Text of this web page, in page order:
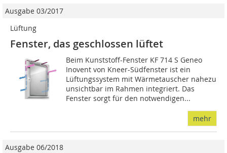
Ausgabe 03/2017
Lüftung
Fenster, das geschlossen lüftet
Beim Kunststoff-Fenster KF 714 S Geneo
Inovent von Kneer-Südfenster ist ein
Lüftungssystem mit Wärmetauscher nahezu
unsichtbar im Rahmen integriert. Das
Fenster sorgt für den notwendigen...
mehr
Ausgabe 06/2018